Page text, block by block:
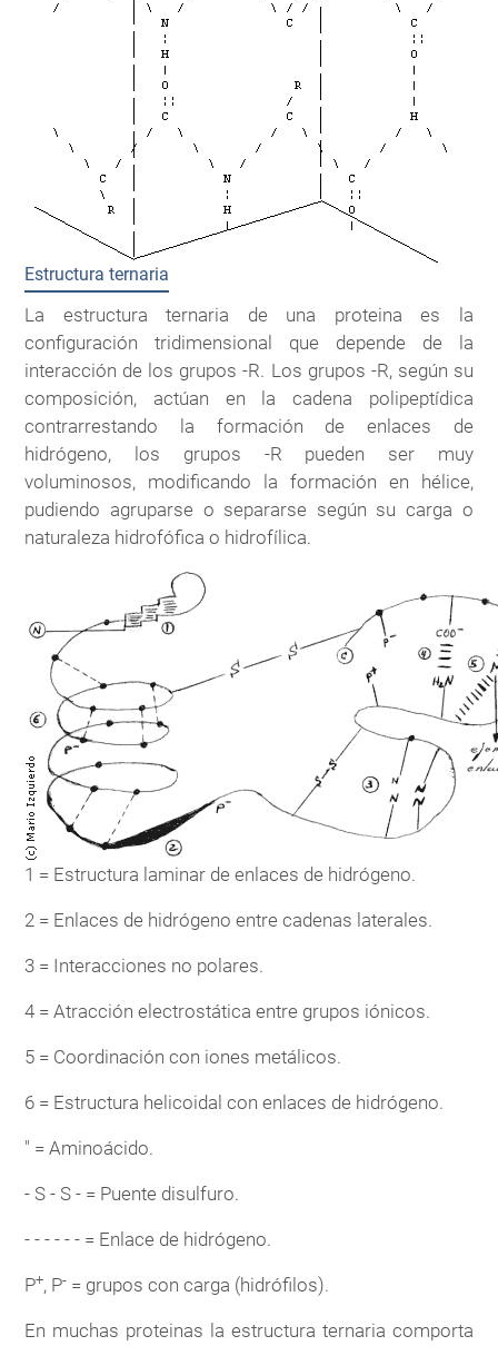
Estructura ternaria
La estructura ternaria de una proteina es la
configuración tridimensional que depende de la
interacción de los grupos -R. Los grupos -R, según su
composición, actúan en la cadena polipeptídica
contrarrestando la formación de enlaces de
hidrógeno, los grupos -R pueden ser muy
voluminosos, modificando la formación en hélice,
pudiendo agruparse o separarse según su carga o
naturaleza hidrofófica o hidrofílica.
1 = Estructura laminar de enlaces de hidrógeno.
2 = Enlaces de hidrógeno entre cadenas laterales.
3 = Interacciones no polares.
4 = Atracción electrostática entre grupos iónicos.
5 = Coordinación con iones metálicos.
6 = Estructura helicoidal con enlaces de hidrógeno.
" = Aminoácido.
- S - S - = Puente disulfuro.
- - - - - - = Enlace de hidrógeno.
P+, P- = grupos con carga (hidrófilos).
En muchas proteinas la estructura ternaria comporta